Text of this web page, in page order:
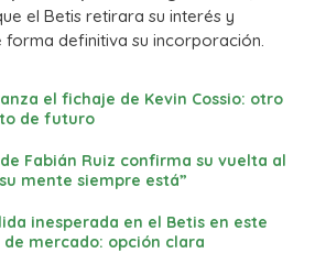
el Betis retirara su interés y
definitiva su incorporación.
el fichaje de Kevin Cossio: otro
de futuro
Fabián Ruiz confirma su vuelta al
mente siempre está”
inesperada en el Betis en este
mercado: opción clara